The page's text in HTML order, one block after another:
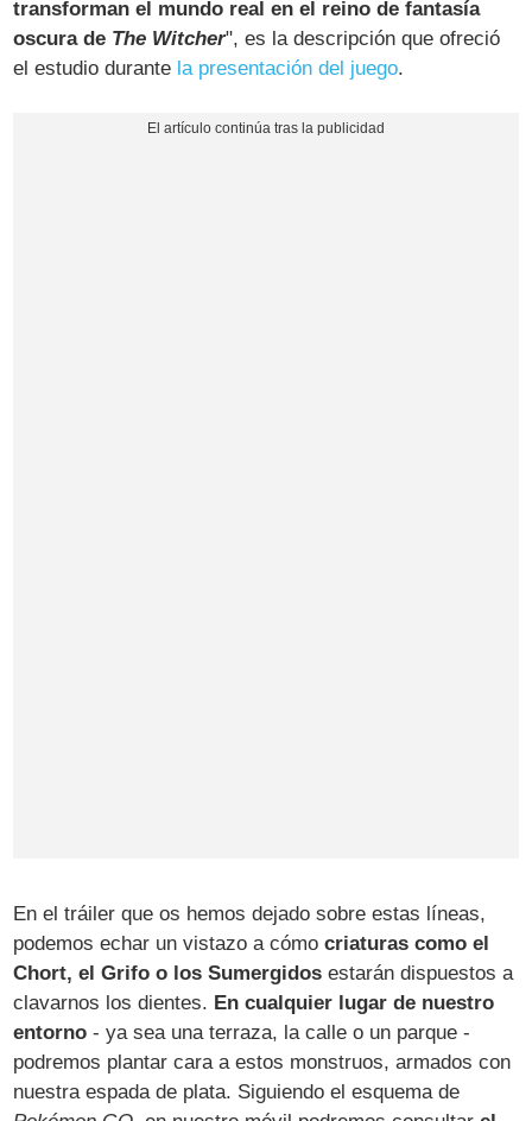
transforman el mundo real en el reino de fantasía
oscura de The Witcher", es la descripción que ofreció
el estudio durante la presentación del juego.
En el tráiler que os hemos dejado sobre estas líneas,
podemos echar un vistazo a cómocriaturas como el
Chort, el Grifo o los Sumergidos estarán dispuestos a
clavarnos los dientes. En cualquier lugar de nuestro
entorno - ya sea una terraza, la calle o un parque -
podremos plantar cara a estos monstruos, armados con
nuestra espada de plata. Siguiendo el esquema de